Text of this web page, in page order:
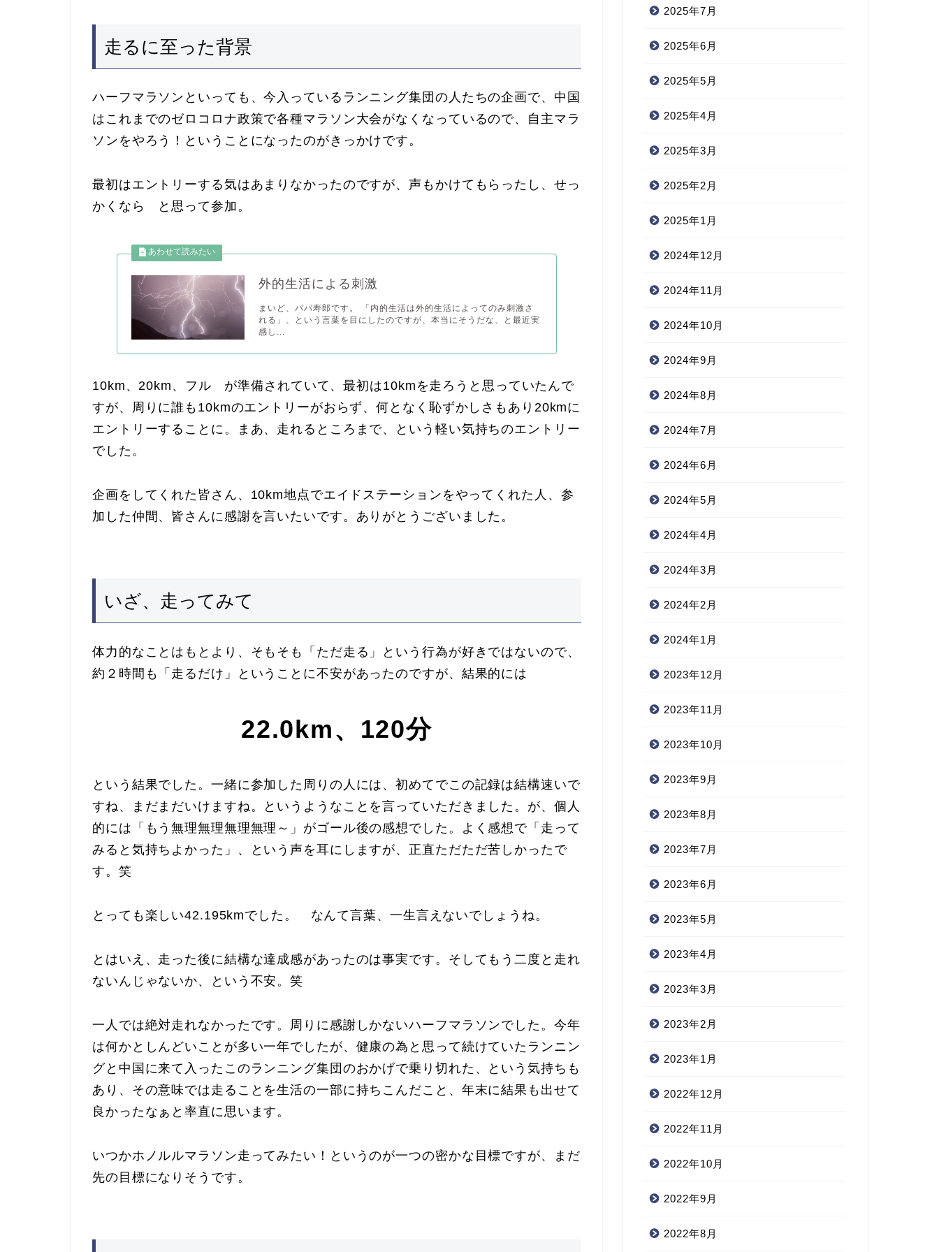
走るに至った背景
ハーフマラソンといっても、今入っているランニング集団の人たちの企画で、中国
はこれまでのゼロコロナ政策で各種マラソン大会がなくなっているので、自主マラ
ソンをやろう！ということになったのがきっかけです。
最初はエントリーする気はあまりなかったのですが、声もかけてもらったし、せっ
かくなら と思って参加。
外的生活による刺激
まいど、パパ寿郎です。 「内的生活は外的生活によってのみ刺激さ
れる」、という言葉を目にしたのですが、本当にそうだな、と最近実
感し...
10km、20km、フル が準備されていて、最初は10kmを走ろうと思っていたんで
すが、周りに誰も10kmのエントリーがおらず、何となく恥ずかしさもあり20kmに
エントリーすることに。まあ、走れるところまで、という軽い気持ちのエントリー
でした。
企画をしてくれた皆さん、10km地点でエイドステーションをやってくれた人、参
加した仲間、皆さんに感謝を言いたいです。ありがとうございました。
いざ、走ってみて
体力的なことはもとより、そもそも「ただ走る」という行為が好きではないので、
約２時間も「走るだけ」ということに不安があったのですが、結果的には
22.0km、120分
という結果でした。一緒に参加した周りの人には、初めてでこの記録は結構速いで
すね、まだまだいけますね。というようなことを言っていただきました。が、個人
的には「もう無理無理無理無理～」がゴール後の感想でした。よく感想で「走って
みると気持ちよかった」、という声を耳にしますが、正直ただただ苦しかったで
す。笑
とっても楽しい42.195kmでした。 なんて言葉、一生言えないでしょうね。
とはいえ、走った後に結構な達成感があったのは事実です。そしてもう二度と走れ
ないんじゃないか、という不安。笑
一人では絶対走れなかったです。周りに感謝しかないハーフマラソンでした。今年
は何かとしんどいことが多い一年でしたが、健康の為と思って続けていたランニン
グと中国に来て入ったこのランニング集団のおかげで乗り切れた、という気持ちも
あり、その意味では走ることを生活の一部に持ちこんだこと、年末に結果も出せて
良かったなぁと率直に思います。
いつかホノルルマラソン走ってみたい！というのが一つの密かな目標ですが、まだ
先の目標になりそうです。
2025年7月
2025年6月
2025年5月
2025年4月
2025年3月
2025年2月
2025年1月
2024年12月
2024年11月
2024年10月
2024年9月
2024年8月
2024年7月
2024年6月
2024年5月
2024年4月
2024年3月
2024年2月
2024年1月
2023年12月
2023年11月
2023年10月
2023年9月
2023年8月
2023年7月
2023年6月
2023年5月
2023年4月
2023年3月
2023年2月
2023年1月
2022年12月
2022年11月
2022年10月
2022年9月
2022年8月